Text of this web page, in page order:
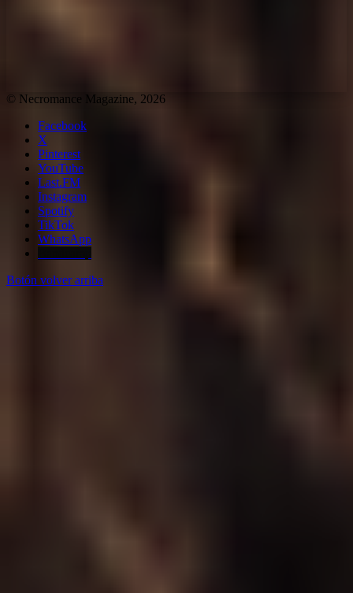
© Necromance Magazine, 2026
Facebook
X
Pinterest
YouTube
Last.FM
Instagram
Spotify
TikTok
WhatsApp
Botón volver arriba